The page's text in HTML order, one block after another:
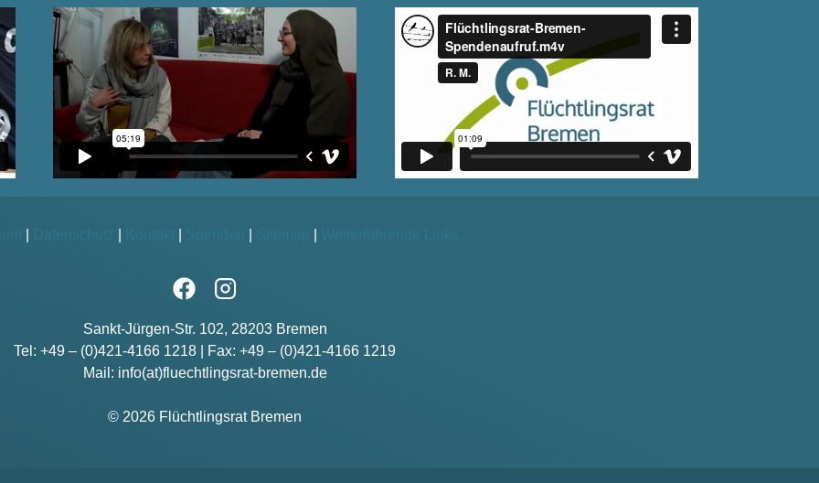
Sankt-Jürgen-Str. 102, 28203 Bremen
Tel: +49 – (0)421-4166 1218 | Fax: +49 – (0)421-4166 1219
Mail: info(at)fluechtlingsrat-bremen.de
© 2026 Flüchtlingsrat Bremen